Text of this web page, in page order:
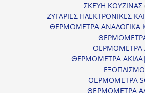
ΣΚΕΥΗ ΚΟΥΖΙΝΑΣ
ΖΥΓΑΡΙΕΣ ΗΛΕΚΤΡΟΝΙΚΕΣ
ΘΕΡΜΟΜΕΤΡΑ ΑΝΑΛΟΓΙΚΑ
ΘΕΡΜΟΜΕΤΡΑ
ΘΕΡΜΟΜΕΤΡΑ
ΘΕΡΜΟΜΕΤΡΑ
ΘΕΡΜΟΜΕΤΡΑ